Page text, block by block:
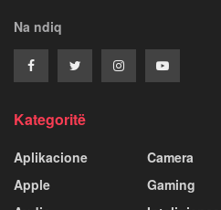
Na ndiq
Kategoritë
Aplikacione
Apple
Camera
Gaming